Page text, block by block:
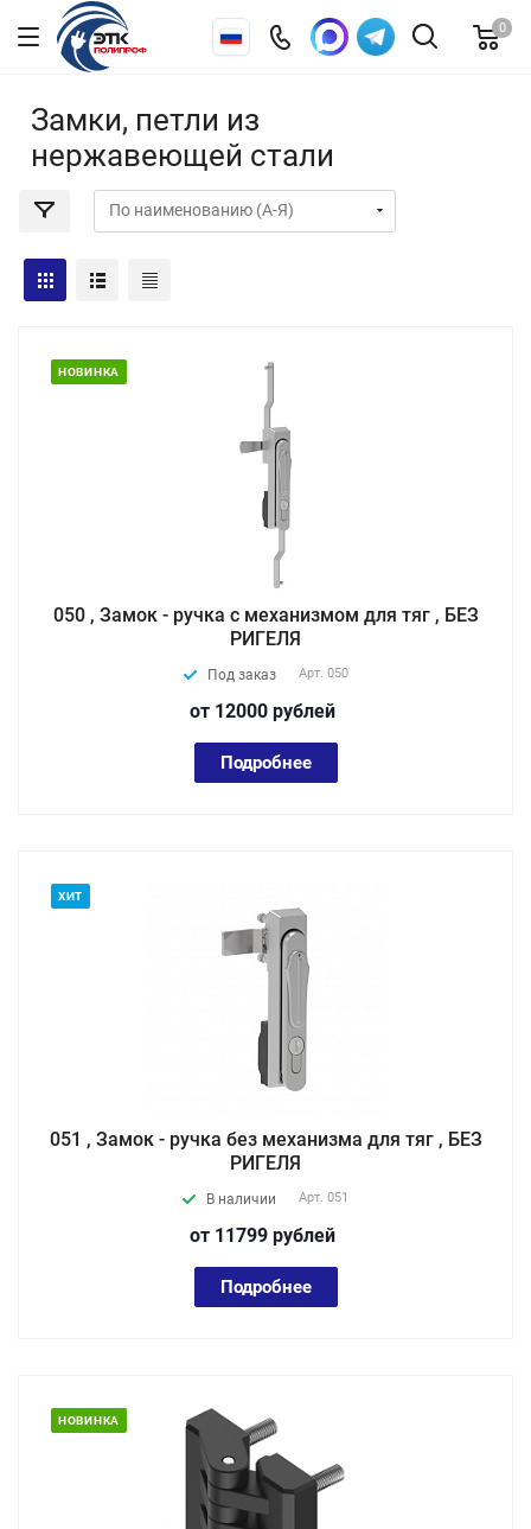
0
Замки, петли из
нержавеющей стали
НОВИНКА
050 , Замок - ручка с механизмом для тяг , БЕЗ
РИГЕЛЯ
Под заказ Арт. 050
от 12000 рублей
Подробнее
ХИТ
051 , Замок - ручка без механизма для тяг , БЕЗ
РИГЕЛЯ
В наличии Арт. 051
от 11799 рублей
Подробнее
НОВИНКА